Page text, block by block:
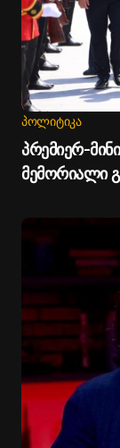
ᲞᲝᲚᲘᲢᲘᲙᲐ
პრემიერ-
მემორიალი